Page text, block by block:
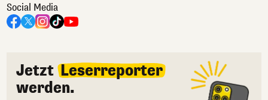
Social Media
Jetzt Leserreporter
werden.